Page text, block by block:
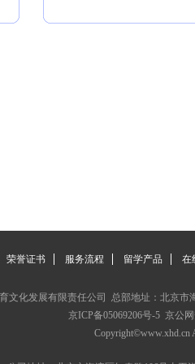
荣誉证书 服务流程 留学产品 在
文化发展有限责任公司 总部地址：北京市
京ICP备05069206号-5京公网
Copyright©www.xhd.cn